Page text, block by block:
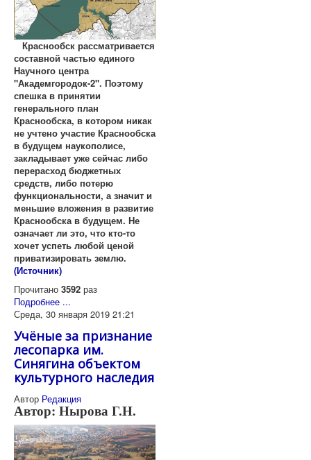
Краснообск рассматривается
составной частью единого
Научного центра
"Академгородок-2". Поэтому
спешка в принятии
генерального план
Краснообска, в котором никак
не учтено участие Краснообска
в будущем наукополисе,
закладывает уже сейчас либо
перерасход бюджетных
средств, либо потерю
функциональности, а значит и
меньшие вложения в развитие
Краснообска в будущем. Не
означает ли это, что кто-то
хочет успеть любой ценой
приватизировать землю.
(Источник)
Прочитано 3592 раз
Подробнее ...
Среда, 30 января 2019 21:21
Учёные за признание
лесопарка им.
Синягина объектом
культурного наследия
Автор Редакция
Автор: Нырова Г.Н.